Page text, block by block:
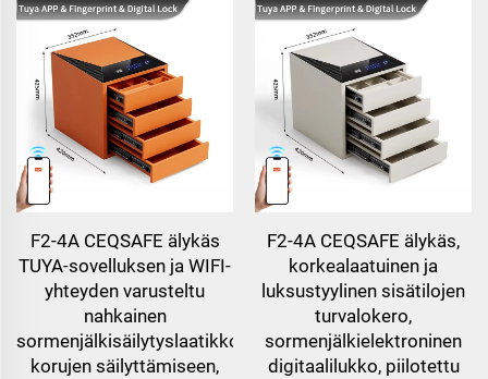
F2-4A CEQSAFE älykäs
TUYA-sovelluksen ja WIFI-
yhteyden varusteltu
nahkainen
sormenjälkisäilytyslaatikko
korujen säilyttämiseen,
F2-4A CEQSAFE älykäs,
korkealaatuinen ja
luksustyylinen sisätilojen
turvalokero,
sormenjälkielektroninen
digitaalilukko, piilotettu